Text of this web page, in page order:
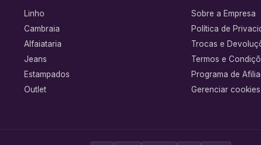
Linho
Cambraia
Alfaiataria
Jeans
Estampados
Outlet
Sobre a Empresa
Política de
Trocas e
Termos e
Programa de
Gerenciar cookies